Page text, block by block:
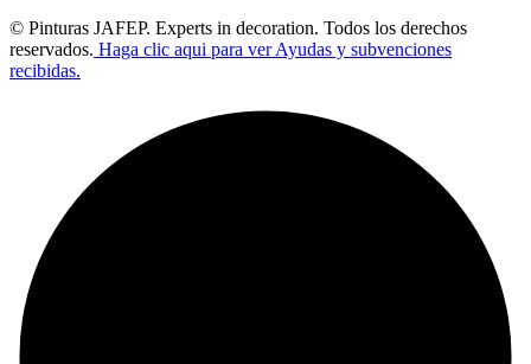
© Pinturas JAFEP. Experts in decoration. Todos los derechos
reservados. Haga clic aqui para ver Ayudas y subvenciones
recibidas.